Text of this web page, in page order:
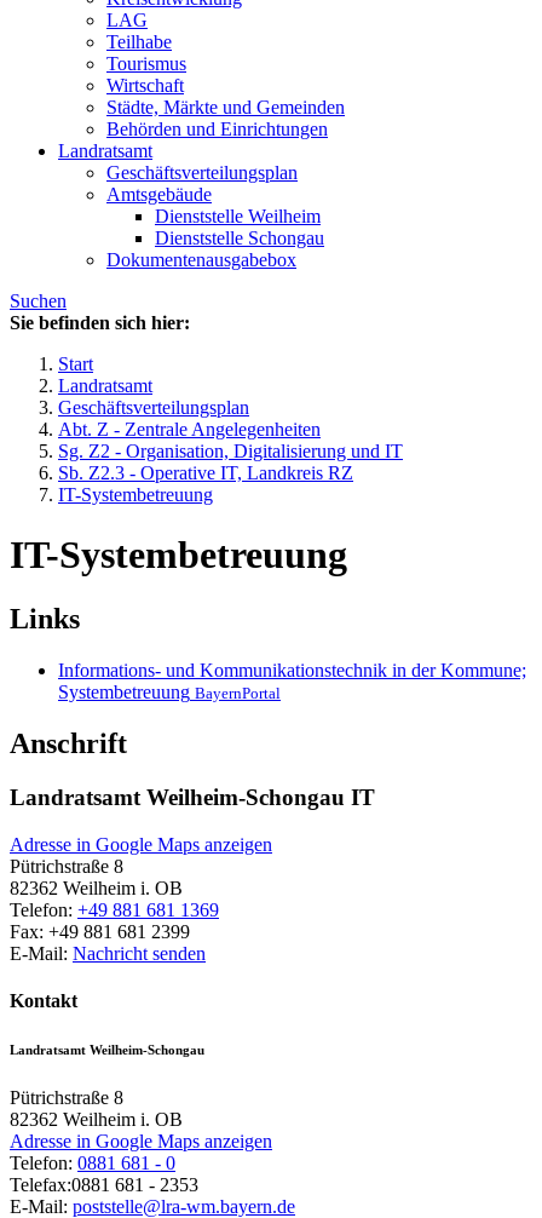
LAG
Teilhabe
Tourismus
Wirtschaft
Städte, Märkte und Gemeinden
Behörden und Einrichtungen
Landratsamt
Geschäftsverteilungsplan
Amtsgebäude
Dienststelle Weilheim
Dienststelle Schongau
Dokumentenausgabebox
Suchen
Sie befinden sich hier:
Start
Landratsamt
Geschäftsverteilungsplan
Abt. Z - Zentrale Angelegenheiten
Sg. Z2 - Organisation, Digitalisierung und IT
Sb. Z2.3 - Operative IT, Landkreis RZ
IT-Systembetreuung
IT-Systembetreuung
Links
Informations- und Kommunikationstechnik in der Kommune;
Systembetreuung BayernPortal
Anschrift
Landratsamt Weilheim-Schongau IT
Adresse in Google Maps anzeigen
Pütrichstraße 8
82362 Weilheim i. OB
Telefon: +49 881 681 1369
Fax: +49 881 681 2399
E-Mail: Nachricht senden
Kontakt
Landratsamt Weilheim-Schongau
Pütrichstraße 8
82362 Weilheim i. OB
Adresse in Google Maps anzeigen
Telefon: 0881 681 - 0
Telefax:0881 681 - 2353
E-Mail: poststelle@lra-wm.bayern.de